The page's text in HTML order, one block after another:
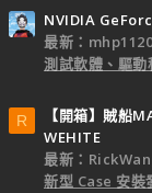
NVIDIA
最新：mhp1120
測試軟體、驅動
R
【開箱】賊船
WEHITE
最新：
新型 Case 安裝